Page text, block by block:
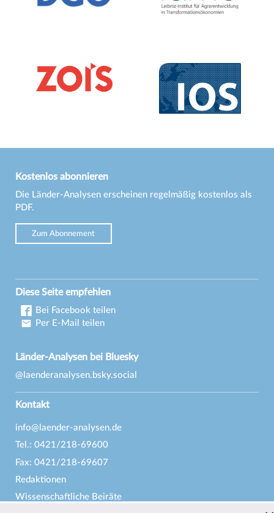
Kostenlos abonnieren
Die Länder-Analysen erscheinen regelmäßig kostenlos als
PDF.
Zum Abonnement
Diese Seite empfehlen
Bei Facebook teilen
Per E-Mail teilen
Länder-Analysen bei Bluesky
@laenderanalysen.bsky.social
Kontakt
info@laender-analysen.de
Tel.: 0421/218-69600
Fax: 0421/218-69607
Redaktionen
Wissenschaftliche Beiräte